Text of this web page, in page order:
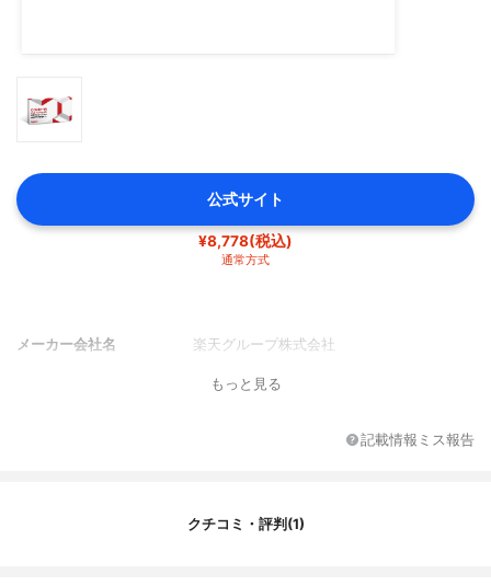
公式サイト
¥8,778(税込)
通常方式
メーカー会社名 楽天グループ株式会社
もっと見る
記載情報ミス報告
クチコミ・評判(1)